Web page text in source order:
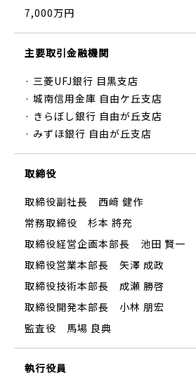
7,000万円
主要取引金融機関
· 三菱UFJ銀行 目黒支店
· 城南信用金庫 自由ケ丘支店
· きらぼし銀行 自由が丘支店
· みずほ銀行 自由が丘支店
取締役
取締役副社長 西﨑 健作
常務取締役 杉本 將充
取締役経営企画本部長 池田 賢一
取締役営業本部長 矢澤 成政
取締役技術本部長 成瀬 勝啓
取締役開発本部長 小林 朋宏
監査役 馬場 良典
執行役員